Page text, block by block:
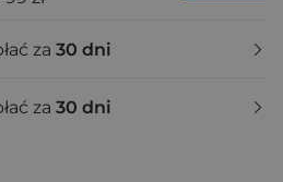
za 30 dni
za 30 dni